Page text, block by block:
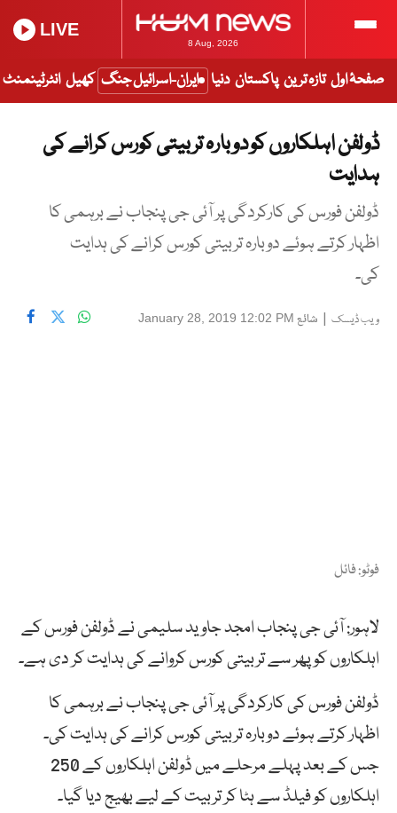
8 Aug, 2026
LIVE
صفحۂ اول تازہ ترین پاکستان دنیا ایران-اسرائیل جنگ کھیل انٹرٹینمنٹ
ڈولفن اہلکاروں کو دوبارہ تربیتی کورس کرانے کی
ہدایت
ڈولفن فورس کی کارکردگی پر آئی جی پنجاب نے برہمی کا
اظہار کرتے ہوئے دوبارہ تربیتی کورس کرانے کی ہدایت
کی۔
ویب ڈیسک | شائع January 28, 2019 12:02 PM
فوٹو: فائل
لاہور: آئی جی پنجاب امجد جاوید سلیمی نے ڈولفن فورس کے
اہلکاروں کو پھر سے تربیتی کورس کروانے کی ہدایت کر دی ہے۔
ڈولفن فورس کی کارکردگی پر آئی جی پنجاب نے برہمی کا
اظہار کرتے ہوئے دوبارہ تربیتی کورس کرانے کی ہدایت کی۔
جس کے بعد پہلے مرحلے میں ڈولفن اہلکاروں کے 250
اہلکاروں کو فیلڈ سے ہٹا کر تربیت کے لیے بھیج دیا گیا۔